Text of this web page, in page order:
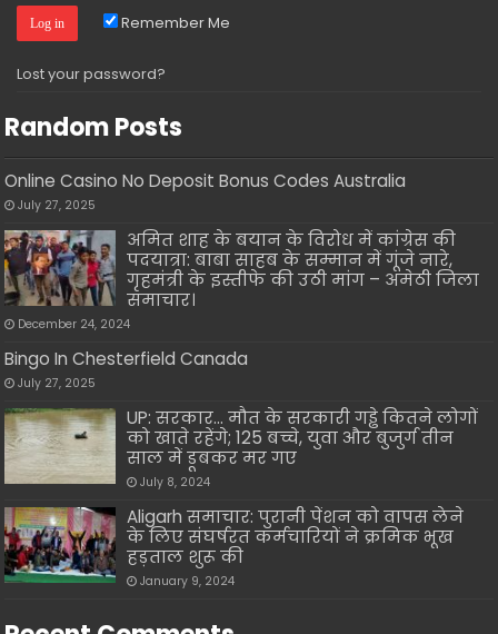
Remember Me
Lost your password?
Random Posts
Online Casino No Deposit Bonus Codes Australia
July 27, 2025
अमित शाह के बयान के विरोध में कांग्रेस की
पदयात्रा: बाबा साहब के सम्मान में गूंजे नारे,
गृहमंत्री के इस्तीफे की उठी मांग – अमेठी जिला
समाचार।
December 24, 2024
Bingo In Chesterfield Canada
July 27, 2025
UP: सरकार… मौत के सरकारी गड्ढे कितने लोगों
को खाते रहेंगे; 125 बच्चे, युवा और बुजुर्ग तीन
साल में डूबकर मर गए
July 8, 2024
Aligarh समाचार: पुरानी पेंशन को वापस लेने
के लिए संघर्षरत कर्मचारियों ने क्रमिक भूख
हड़ताल शुरू की
January 9, 2024